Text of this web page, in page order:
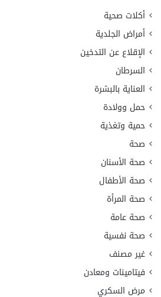
أكلات صحية
أمراض الجلدية
الإقلاع عن التدخين
السرطان
العناية بالبشرة
حمل وولادة
حمية وتغذية
صحة
صحة الأسنان
صحة الأطفال
صحة المرأة
صحة عامة
صحة نفسية
غير مصنف
فيتامينات ومعادن
مرض السكري